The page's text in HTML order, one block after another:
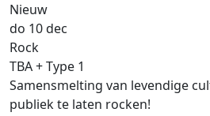
Nieuw
do 10 dec
Rock
TBA + Type 1
Samensmelting van levendige
publiek te laten rocken!